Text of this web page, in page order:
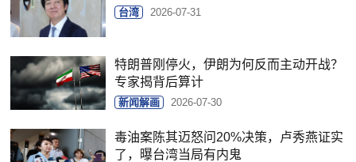
台湾 2026-07-31
特朗普刚停火，伊朗为何反而主动开战？
专家揭背后算计
新闻解画 2026-07-30
毒油案陈其迈怒问20%决策，卢秀燕证实
了，曝台湾当局有内鬼